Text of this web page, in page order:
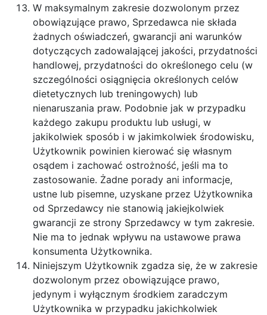
W maksymalnym zakresie dozwolonym przez
obowiązujące prawo, Sprzedawca nie składa
żadnych oświadczeń, gwarancji ani warunków
dotyczących zadowalającej jakości, przydatności
handlowej, przydatności do określonego celu (w
szczególności osiągnięcia określonych celów
dietetycznych lub treningowych) lub
nienaruszania praw. Podobnie jak w przypadku
każdego zakupu produktu lub usługi, w
jakikolwiek sposób i w jakimkolwiek środowisku,
Użytkownik powinien kierować się własnym
osądem i zachować ostrożność, jeśli ma to
zastosowanie. Żadne porady ani informacje,
ustne lub pisemne, uzyskane przez Użytkownika
od Sprzedawcy nie stanowią jakiejkolwiek
gwarancji ze strony Sprzedawcy w tym zakresie.
Nie ma to jednak wpływu na ustawowe prawa
konsumenta Użytkownika.
Niniejszym Użytkownik zgadza się, że w zakresie
dozwolonym przez obowiązujące prawo,
jedynym i wyłącznym środkiem zaradczym
Użytkownika w przypadku jakichkolwiek